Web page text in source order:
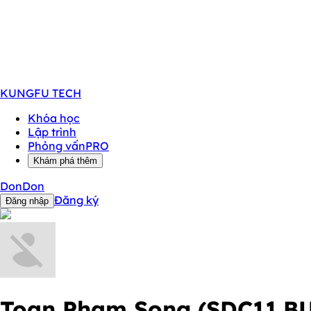
KUNGFU TECH
Khóa học
Lập trình
Phỏng vấnPRO
Khám phá thêm
DonDon
Đăng nhập Đăng ký